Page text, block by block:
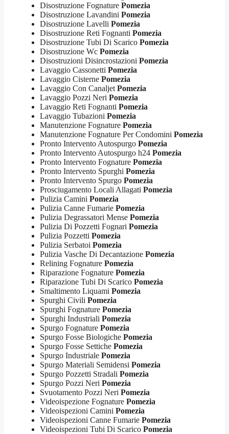
Disostruzione Fognature Pomezia
Disostruzione Lavandini Pomezia
Disostruzione Lavelli Pomezia
Disostruzione Reti Fognanti Pomezia
Disostruzione Tubi Di Scarico Pomezia
Disostruzione Wc Pomezia
Disostruzioni Disincrostazioni Pomezia
Lavaggio Cassonetti Pomezia
Lavaggio Cisterne Pomezia
Lavaggio Con Canaljet Pomezia
Lavaggio Pozzi Neri Pomezia
Lavaggio Reti Fognanti Pomezia
Lavaggio Tubazioni Pomezia
Manutenzione Fognature Pomezia
Manutenzione Fognature Per Condomini Pomezia
Pronto Intervento Autospurgo Pomezia
Pronto Intervento Autospurgo h24 Pomezia
Pronto Intervento Fognature Pomezia
Pronto Intervento Spurghi Pomezia
Pronto Intervento Spurgo Pomezia
Prosciugamento Locali Allagati Pomezia
Pulizia Camini Pomezia
Pulizia Canne Fumarie Pomezia
Pulizia Degrassatori Mense Pomezia
Pulizia Di Pozzetti Fognari Pomezia
Pulizia Pozzetti Pomezia
Pulizia Serbatoi Pomezia
Pulizia Vasche Di Decantazione Pomezia
Relining Fognature Pomezia
Riparazione Fognature Pomezia
Riparazione Tubi Di Scarico Pomezia
Smaltimento Liquami Pomezia
Spurghi Civili Pomezia
Spurghi Fognature Pomezia
Spurghi Industriali Pomezia
Spurgo Fognature Pomezia
Spurgo Fosse Biologiche Pomezia
Spurgo Fosse Settiche Pomezia
Spurgo Industriale Pomezia
Spurgo Materiali Semidensi Pomezia
Spurgo Pozzetti Stradali Pomezia
Spurgo Pozzi Neri Pomezia
Svuotamento Pozzi Neri Pomezia
Videoispezione Fognature Pomezia
Videoispezioni Camini Pomezia
Videoispezioni Canne Fumarie Pomezia
Videoispezioni Tubi Di Scarico Pomezia